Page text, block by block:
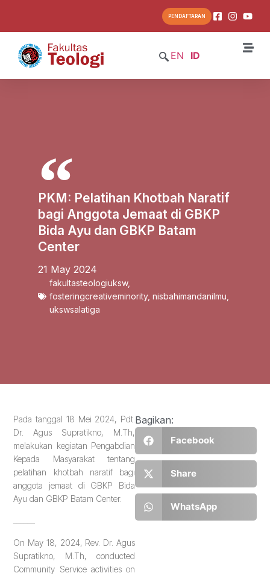
PENDAFTARAN
EN ID
PKM: Pelatihan Khotbah Naratif
bagi Anggota Jemaat di GBKP
Bida Ayu dan GBKP Batam
Center
21 May 2024
fakultasteologiuksw,
fosteringcreativeminority, nisbahimandanilmu
ukswsalatiga
Pada tanggal 18 Mei 2024, Pdt.
Dr. Agus Supratikno, M.Th,
melakukan kegiatan Pengabdian
Kepada Masyarakat tentang
pelatihan khotbah naratif bagi
anggota jemaat di GBKP Bida
Ayu dan GBKP Batam Center.
On May 18, 2024, Rev. Dr. Agus
Supratikno, M.Th, conducted
Community Service activities on
Bagikan:
Facebook
Share
WhatsApp